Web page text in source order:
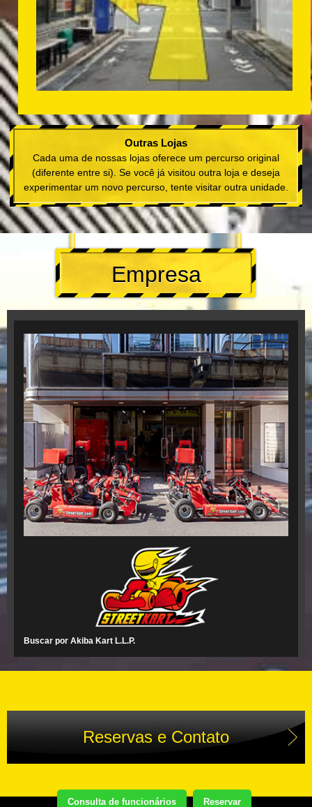
Consulta de funcionários Reservar
Outras Lojas
Cada uma de nossas lojas oferece um percurso original
(diferente entre si). Se você já visitou outra loja e deseja
experimentar um novo percurso, tente visitar outra unidade.
Empresa
Buscar por Akiba Kart L.L.P.
Reservas e Contato